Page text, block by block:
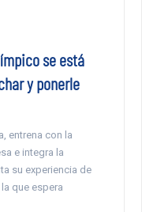
se está
y ponerle
entrena con la
e integra la
su experiencia de
que espera